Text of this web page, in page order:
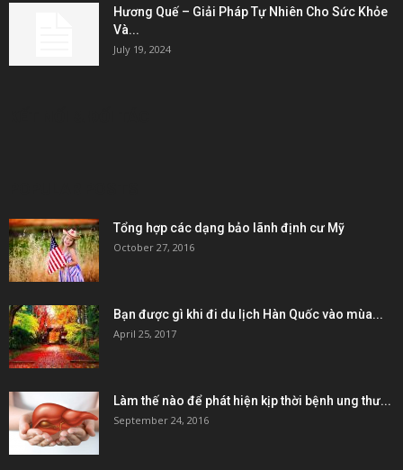
Hương Quế – Giải Pháp Tự Nhiên Cho Sức Khỏe
Và...
July 19, 2024
Tổng hợp các dạng bảo lãnh định cư Mỹ
October 27, 2016
Bạn được gì khi đi du lịch Hàn Quốc vào mùa...
April 25, 2017
Làm thế nào để phát hiện kịp thời bệnh ung thư...
September 24, 2016